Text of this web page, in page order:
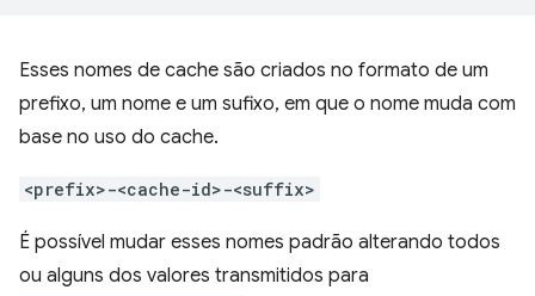
Esses nomes de cache são criados no formato de um
prefixo, um nome e um sufixo, em que o nome muda com
base no uso do cache.
<prefix>-<cache-id>-<suffix>
É possível mudar esses nomes padrão alterando todos
ou alguns dos valores transmitidos para